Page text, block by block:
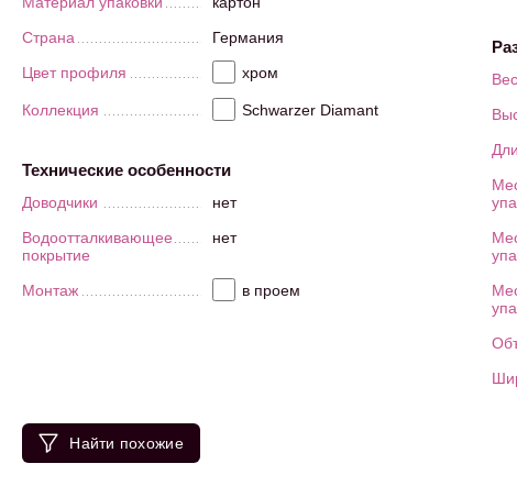
Страна
Германия
Цвет профиля
хром
Коллекция Schwarzer Diamant
Технические особенности
Доводчики
нет
Водоотталкивающее
покрытие
нет
Монтаж в проем
Найти похожие